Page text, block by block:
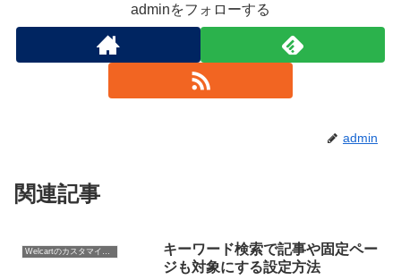
adminをフォローする
admin
関連記事
キーワード検索で記事や固定ペー
ジも対象にする設定方法